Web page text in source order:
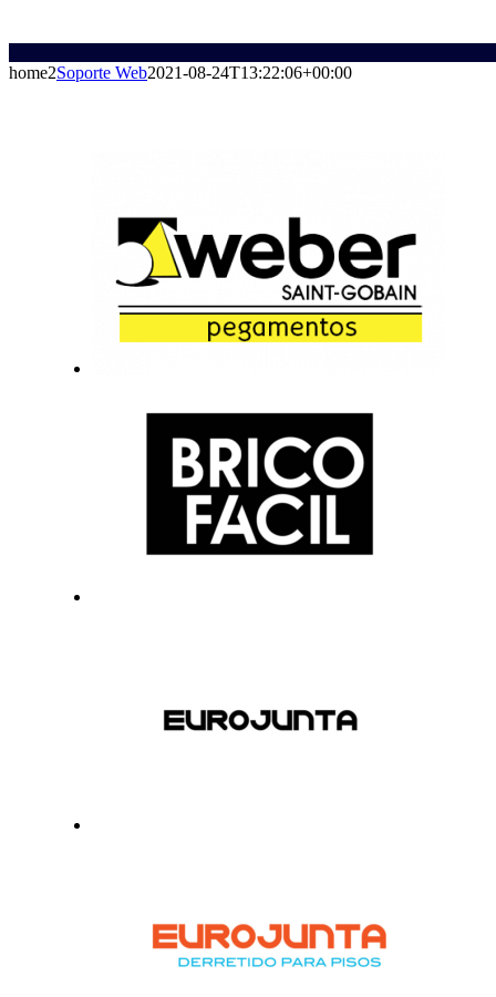
home2Soporte Web2021-08-24T13:22:06+00:00